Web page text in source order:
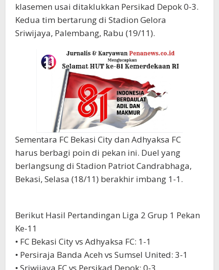
klasemen usai ditaklukkan Persikad Depok 0-3.
Kedua tim bertarung di Stadion Gelora
Sriwijaya, Palembang, Rabu (19/11).
Sementara FC Bekasi City dan Adhyaksa FC
harus berbagi poin di pekan ini. Duel yang
berlangsung di Stadion Patriot Candrabhaga,
Bekasi, Selasa (18/11) berakhir imbang 1-1.
Berikut Hasil Pertandingan Liga 2 Grup 1 Pekan
Ke-11
• FC Bekasi City vs Adhyaksa FC: 1-1
• Persiraja Banda Aceh vs Sumsel United: 3-1